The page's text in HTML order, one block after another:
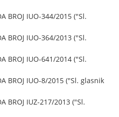
BROJ IUO-344/2015 ("Sl.
BROJ IUO-364/2013 ("Sl.
BROJ IUO-641/2014 ("Sl.
BROJ IUO-8/2015 ("Sl. glasnik
BROJ IUZ-217/2013 ("Sl.